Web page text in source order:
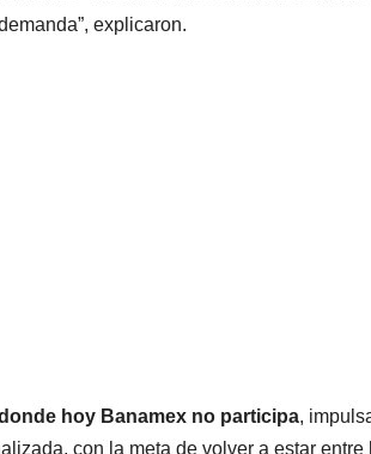
explicaron.
hoy Banamex no participa,
con la meta de volver a estar entre